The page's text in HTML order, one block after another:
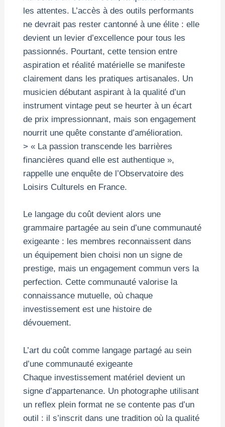
les attentes. L’accès à des outils performants
ne devrait pas rester cantonné à une élite : elle
devient un levier d’excellence pour tous les
passionnés. Pourtant, cette tension entre
aspiration et réalité matérielle se manifeste
clairement dans les pratiques artisanales. Un
musicien débutant aspirant à la qualité d’un
instrument vintage peut se heurter à un écart
de prix impressionnant, mais son engagement
nourrit une quête constante d’amélioration.
> « La passion transcende les barrières
financières quand elle est authentique »,
rappelle une enquête de l’Observatoire des
Loisirs Culturels en France.
Le langage du coût devient alors une
grammaire partagée au sein d’une communauté
exigeante : les membres reconnaissent dans
un équipement bien choisi non un signe de
prestige, mais un engagement commun vers la
perfection. Cette communauté valorise la
connaissance mutuelle, où chaque
investissement est une histoire de
dévouement.
L’art du coût comme langage partagé au sein
d’une communauté exigeante
Chaque investissement matériel devient un
signe d’appartenance. Un photographe utilisant
un reflex plein format ne se contente pas d’un
outil : il s’inscrit dans une tradition où la qualité